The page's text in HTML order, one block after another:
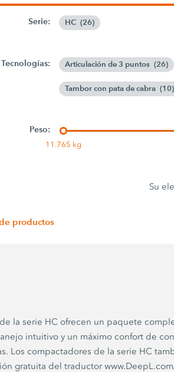
Serie: HC (26)
Tecnologías: Articulación de 3 puntos (26)
Tambor con pata de cabra (10)
Peso:
11.765 kg
Su
productos
la serie HC ofrecen un paquete
intuitivo y un máximo confort de
Los compactadores de la serie HC
gratuita del traductor